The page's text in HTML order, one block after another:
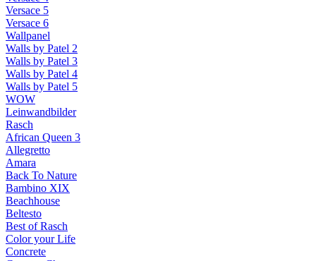
Versace 5
Versace 6
Wallpanel
Walls by Patel 2
Walls by Patel 3
Walls by Patel 4
Walls by Patel 5
WOW
Leinwandbilder
Rasch
African Queen 3
Allegretto
Amara
Back To Nature
Bambino XIX
Beachhouse
Beltesto
Best of Rasch
Color your Life
Concrete